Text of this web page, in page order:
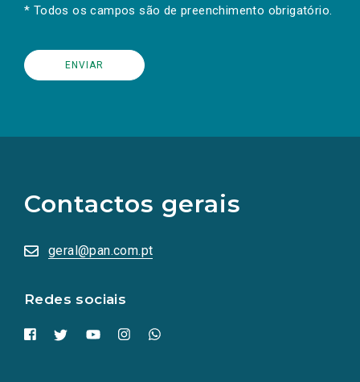
* Todos os campos são de preenchimento obrigatório.
Contactos gerais
geral@pan.com.pt
Redes sociais
redes
sociais
numa
nova